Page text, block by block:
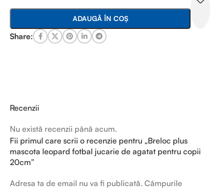
ADAUGĂ ÎN COȘ
Share:
Recenzii
Nu există recenzii până acum.
Fii primul care scrii o recenzie pentru „Breloc plus
mascota leopard fotbal jucarie de agatat pentru copii
20cm”
Adresa ta de email nu va fi publicată. Câmpurile